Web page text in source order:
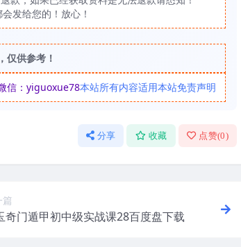
发给您的！放心！
仅供参考！
信：yiguoxue78本站所有内容适用本站免责声明
分享 收藏 点赞(0)
篇
奇门遁甲初中级实战课28百度盘下载